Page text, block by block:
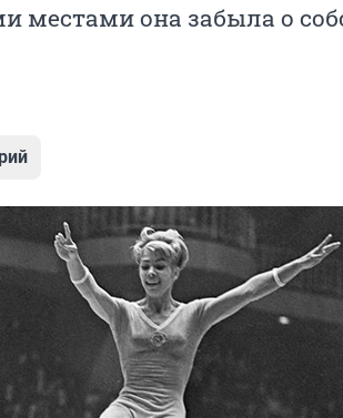
местами она забыла о